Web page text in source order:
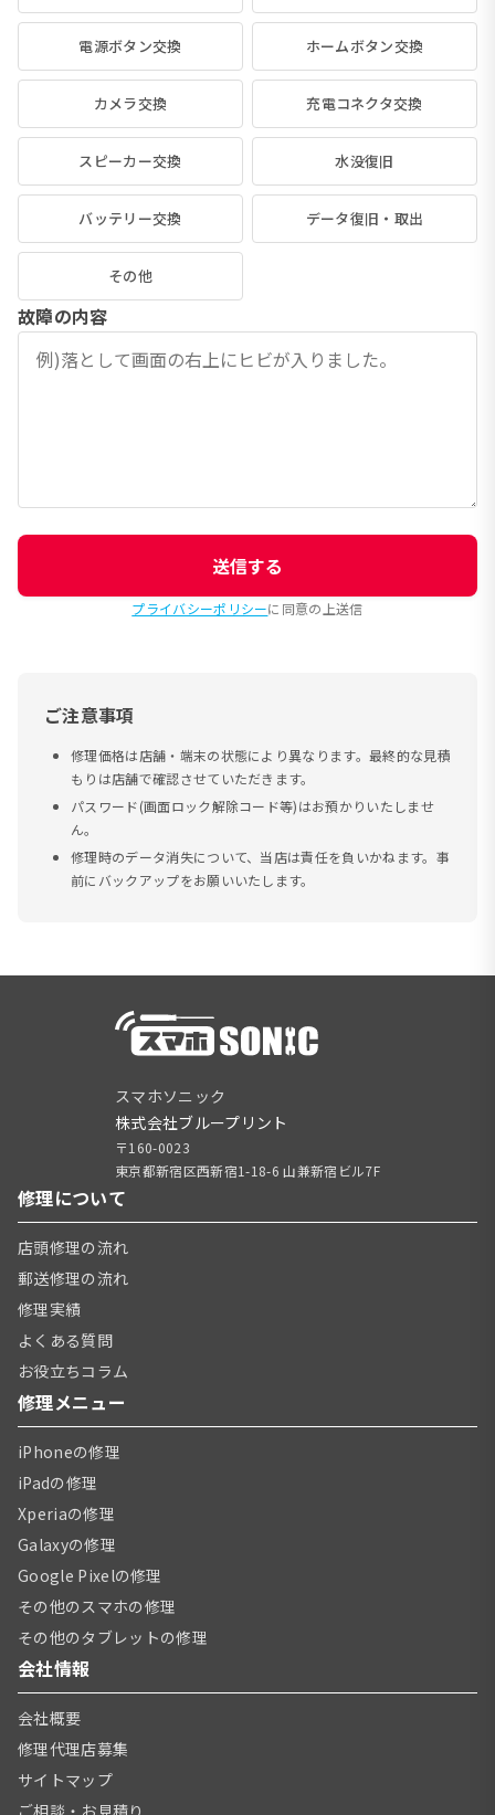
電源ボタン交換 ホームボタン交換
カメラ交換 充電コネクタ交換
スピーカー交換 水没復旧
バッテリー交換 データ復旧・取出
その他
故障の内容
送信する
プライバシーポリシーに同意の上送信
ご注意事項
修理価格は店舗・端末の状態により異なります。最終的な見積
もりは店舗で確認させていただきます。
パスワード(画面ロック解除コード等)はお預かりいたしませ
ん。
修理時のデータ消失について、当店は責任を負いかねます。事
前にバックアップをお願いいたします。
スマホソニック
株式会社ブループリント
〒160-0023
東京都新宿区西新宿1-18-6 山兼新宿ビル7F
修理について
店頭修理の流れ
郵送修理の流れ
修理実績
よくある質問
お役立ちコラム
修理メニュー
iPhoneの修理
iPadの修理
Xperiaの修理
Galaxyの修理
Google Pixelの修理
その他のスマホの修理
その他のタブレットの修理
会社情報
会社概要
修理代理店募集
サイトマップ